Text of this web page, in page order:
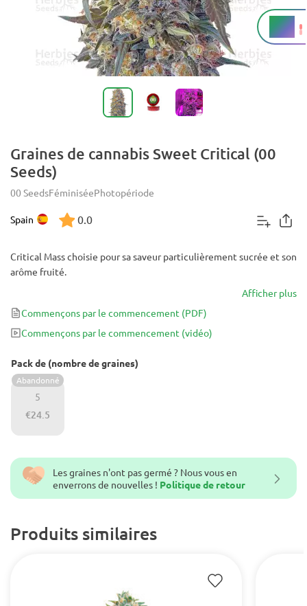
21%
THC
Graines de cannabis Sweet Critical (00
Seeds)
00 SeedsFéminiséePhotopériode
Spain 0.0
Les graines n'ont pas germé ? Nous vous en
enverrons de nouvelles ! Politique de retour
Produits similaires
Critical Mass choisie pour sa saveur particulièrement sucrée et son
arôme fruité.
Afficher plus
Commençons par le commencement (PDF)
Commençons par le commencement (vidéo)
Pack de (nombre de graines)
5
Abandonné
€24.5